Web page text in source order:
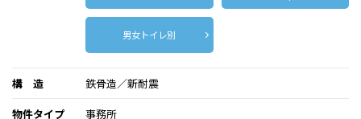
男女トイレ別
構 造
鉄骨造／新耐震
物件タイプ
事務所